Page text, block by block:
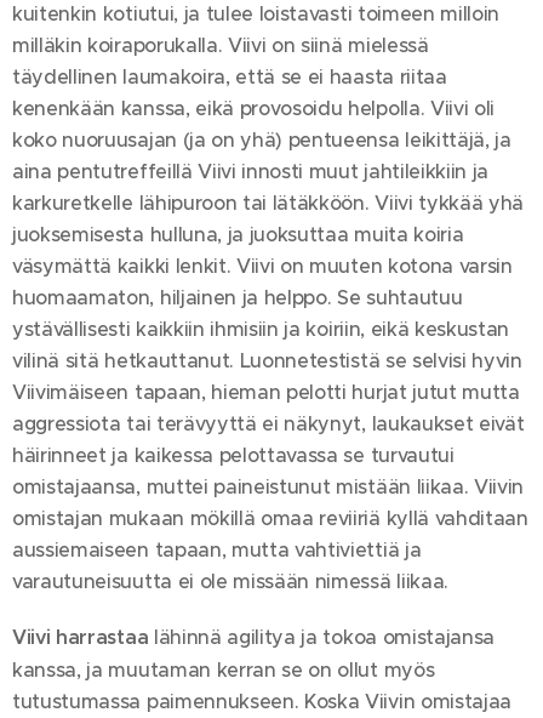
kuitenkin kotiutui, ja tulee loistavasti toimeen milloin
milläkin koiraporukalla. Viivi on siinä mielessä
täydellinen laumakoira, että se ei haasta riitaa
kenenkään kanssa, eikä provosoidu helpolla. Viivi oli
koko nuoruusajan (ja on yhä) pentueensa leikittäjä, ja
aina pentutreffeillä Viivi innosti muut jahtileikkiin ja
karkuretkelle lähipuroon tai lätäkköön. Viivi tykkää yhä
juoksemisesta hulluna, ja juoksuttaa muita koiria
väsymättä kaikki lenkit. Viivi on muuten kotona varsin
huomaamaton, hiljainen ja helppo. Se suhtautuu
ystävällisesti kaikkiin ihmisiin ja koiriin, eikä keskustan
vilinä sitä hetkauttanut. Luonnetestistä se selvisi hyvin
Viivimäiseen tapaan, hieman pelotti hurjat jutut mutta
aggressiota tai terävyyttä ei näkynyt, laukaukset eivät
häirinneet ja kaikessa pelottavassa se turvautui
omistajaansa, muttei paineistunut mistään liikaa. Viivin
omistajan mukaan mökillä omaa reviiriä kyllä vahditaan
aussiemaiseen tapaan, mutta vahtiviettiä ja
varautuneisuutta ei ole missään nimessä liikaa.
Viivi harrastaa lähinnä agilitya ja tokoa omistajansa
kanssa, ja muutaman kerran se on ollut myös
tutustumassa paimennukseen. Koska Viivin omistajaa